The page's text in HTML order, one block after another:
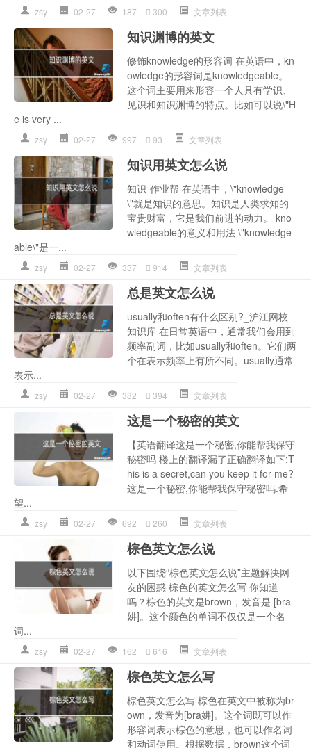
zsy 02-27 187 300 文章列表
知识渊博的英文
修饰knowledge的形容词 在英语中，kn
owledge的形容词是knowledgeable。
这个词主要用来形容一个人具有学识、
见识和知识渊博的特点。比如可以说\"H
e is very ...
zsy 02-27 997 93 文章列表
知识用英文怎么说
知识-作业帮 在英语中，\"knowledge
\"就是知识的意思。知识是人类求知的
宝贵财富，它是我们前进的动力。 kno
wledgeable的意义和用法 \"knowledge
able\"是一...
zsy 02-27 337 914 文章列表
总是英文怎么说
usually和often有什么区别?_沪江网校
知识库 在日常英语中，通常我们会用到
频率副词，比如usually和often。它们两
个在表示频率上有所不同。usually通常
表示...
zsy 02-27 382 394 文章列表
这是一个秘密的英文
【英语翻译这是一个秘密,你能帮我保守
秘密吗 楼上的翻译漏了正确翻译如下:T
his is a secret,can you keep it for me?
这是一个秘密,你能帮我保守秘密吗.希
望...
zsy 02-27 692 260 文章列表
棕色英文怎么说
以下围绕“棕色英文怎么说”主题解决网
友的困惑 棕色的英文怎么写 你知道
吗？棕色的英文是brown，发音是 [bra
妌]。这个颜色的单词不仅仅是一个名
词...
zsy 02-27 162 616 文章列表
棕色英文怎么写
棕色英文怎么写 棕色在英文中被称为br
own，发音为[bra妌]。这个词既可以作
形容词表示棕色的意思，也可以作名词
和动词使用。根据数据，brown这个词